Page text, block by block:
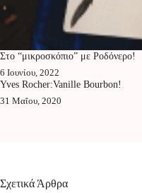
Στο “μικροσκόπιο” με Ροδόνερο!
6 Ιουνίου, 2022
Yves Rocher:Vanille Bourbon!
31 Μαΐου, 2020
Σχετικά Άρθρα